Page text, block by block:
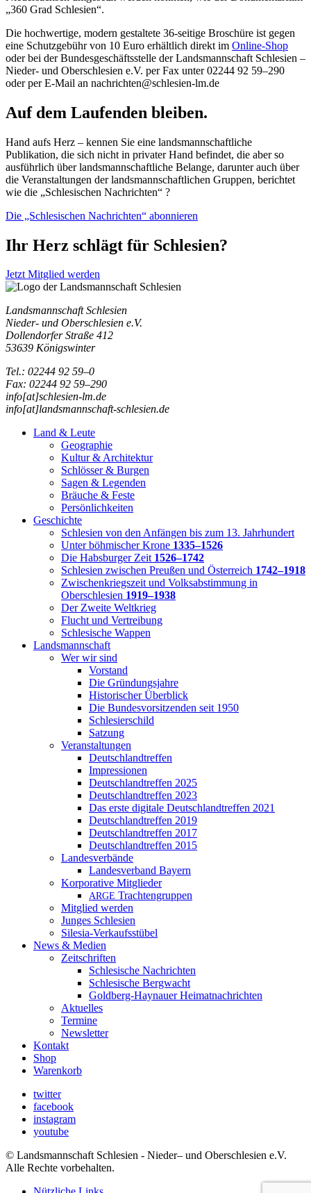
„360 Grad Schlesien“.
Die hoch­wer­ti­ge, modern gestal­te­te 36-sei­ti­ge Bro­schü­re ist gegen
eine Schutz­ge­bühr von 10 Euro erhält­lich direkt im Online-Shop
oder bei der Bun­des­ge­schäfts­stel­le der Lands­mann­schaft Schle­si­en –
Nie­der- und Ober­schle­si­en e.V. per Fax unter 02244 92 59–290
oder per E‑Mail an nachrichten@schlesien-lm.de
Auf dem Laufenden bleiben.
Hand aufs Herz – kennen Sie eine landsmannschaftliche
Publikation, die sich nicht in privater Hand befindet, die aber so
ausführlich über landsmannschaftliche Belange, darunter auch über
die Veranstaltungen der landsmannschaftlichen Gruppen, berichtet
wie die „Schlesischen Nachrichten“ ?
Die „Schlesischen Nachrichten“ abonnieren
Ihr Herz schlägt für Schlesien?
Jetzt Mitglied werden
Landsmannschaft Schlesien
Nieder- und Oberschlesien e.V.
Dollendorfer Straße 412
53639 Königswinter
Tel.: 02244 92 59–0
Fax: 02244 92 59–290
info[at]schlesien-lm.de
info[at]landsmannschaft-schlesien.de
Land & Leute
Geographie
Kultur & Architektur
Schlösser & Burgen
Sagen & Legenden
Bräuche & Feste
Persönlichkeiten
Geschichte
Schlesien von den Anfängen bis zum 13. Jahrhundert
Unter böhmischer Krone 1335–1526
Die Habsburger Zeit 1526–1742
Schlesien zwischen Preußen und Österreich 1742–1918
Zwischenkriegszeit und Volksabstimmung in
Oberschlesien 1919–1938
Der Zweite Weltkrieg
Flucht und Vertreibung
Schlesische Wappen
Landsmannschaft
Wer wir sind
Vorstand
Die Gründungsjahre
Historischer Überblick
Die Bundesvorsitzenden seit 1950
Schlesierschild
Satzung
Veranstaltungen
Deutschlandtreffen
Impressionen
Deutschlandtreffen 2025
Deutschlandtreffen 2023
Das erste digitale Deutschlandtreffen 2021
Deutschlandtreffen 2019
Deutschlandtreffen 2017
Deutschlandtreffen 2015
Landesverbände
Landesverband Bayern
Korporative Mitglieder
ARGE Trachtengruppen
Mitglied werden
Junges Schlesien
Silesia-Verkaufsstübel
News & Medien
Zeitschriften
Schlesische Nachrichten
Schlesische Bergwacht
Goldberg-Haynauer Heimatnachrichten
Aktuelles
Termine
Newsletter
Kontakt
Shop
Warenkorb
twitter
facebook
instagram
youtube
© Landsmannschaft Schlesien - Nieder– und Oberschlesien e.V.
Alle Rechte vorbehalten.